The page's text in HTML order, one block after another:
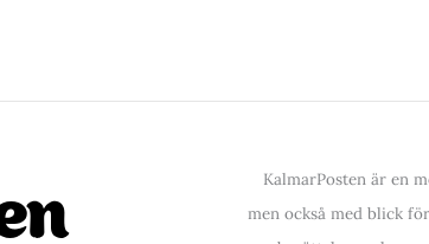
KalmarPosten är en
men också med blick